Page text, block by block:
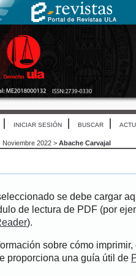
INICIAR SESIÓN BUSCAR
Noviembre 2022 > Abache Carvajal
se debe cargar
de lectura de PDF (por
).
sobre cómo
proporciona una guía útil de